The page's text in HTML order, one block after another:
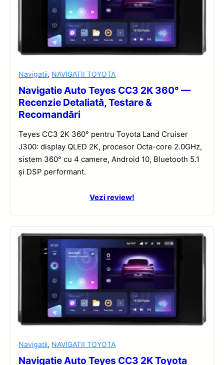
Navigatii, NAVIGATII TOYOTA
Navigatie Auto Teyes CC3 2K 360° —
Recenzie Detaliată, Testare &
Recomandări
Teyes CC3 2K 360° pentru Toyota Land Cruiser
J300: display QLED 2K, procesor Octa-core 2.0GHz,
sistem 360° cu 4 camere, Android 10, Bluetooth 5.1
și DSP performant.
Vezi review!
Navigatii, NAVIGATII TOYOTA
Navigatie Auto Teyes CC3 2K Toyota